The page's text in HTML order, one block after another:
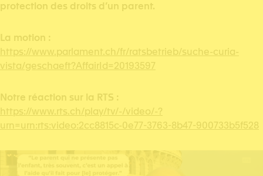
protection des droits d’un parent.
La motion :
https://www.parlament.ch/fr/ratsbetrieb/suche-curia-
vista/geschaeft?AffairId=20193597
Notre réaction sur la RTS :
https://www.rts.ch/play/tv/-/video/-?
urn=urn:rts:video:2cc8815c-0e77-3763-8b47-900733b5f528